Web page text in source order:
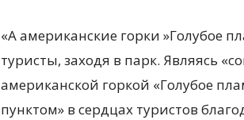
«А американские горки »Голубое
туристы, заходя в парк. Являясь
американской горкой «Голубое
пунктом» в сердцах туристов